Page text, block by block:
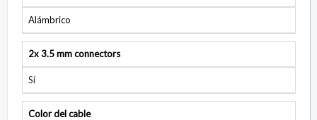
Alámbrico
2x 3.5 mm connectors
Sí
Color del cable